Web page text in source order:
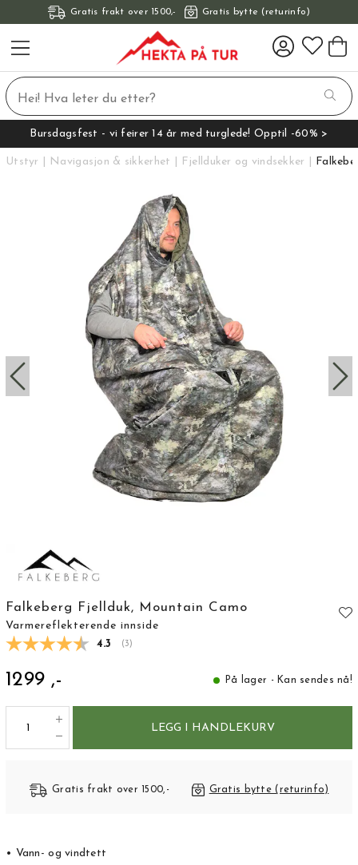
Gratis frakt over 1500,- Gratis bytte (returinfo)
Bursdagsfest - vi feirer 14 år med turglede! Opptil -60% >
Utstyr Navigasjon & sikkerhet Fjellduker og vindsekker
Falkeberg Fjellduk, Mountain Camo
Varmereflekterende innside
Gjennomsnittskarakter:
4.3 (stemmer:
3)
1299 ,- På lager - Kan sendes nå!
LEGG I HANDLEKURV
Gratis frakt over 1500,- Gratis bytte (returinfo)
• Vann- og vindtett